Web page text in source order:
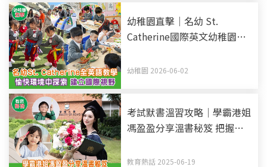
幼稚園直擊｜名幼 St.
Catherine國際英文幼稚園暨
中探索 建立國際視野
幼稚園 2026-06-02
考試默書溫習攻略｜學霸港姐
馮盈盈分享溫書秘笈 把握黃
不等於有用
教育熱話 2025-06-19